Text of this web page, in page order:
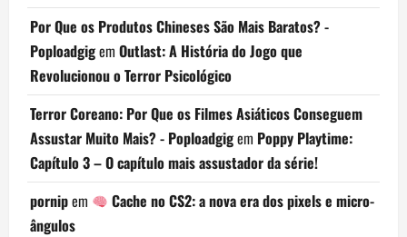
Por Que os Produtos Chineses São Mais Baratos? -
Poploadgigem Outlast: A História do Jogo que
Revolucionou o Terror Psicológico
Terror Coreano: Por Que os Filmes Asiáticos Conseguem
Assustar Muito Mais? - Poploadgigem Poppy Playtime:
Capítulo 3 – O capítulo mais assustador da série!
pornipem
Cache no CS2: a nova era dos pixels e micro-
ângulos